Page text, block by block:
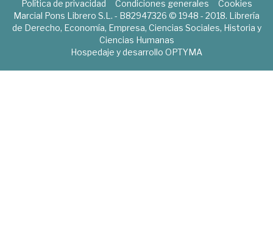
Política de privacidad Condiciones generales
Cookies
Marcial Pons Librero S.L. - B82947326 © 1948 - 2018. Librería
de Derecho, Economía, Empresa, Ciencias Sociales, Historia y
Ciencias Humanas
Hospedaje y desarrollo OPTYMA